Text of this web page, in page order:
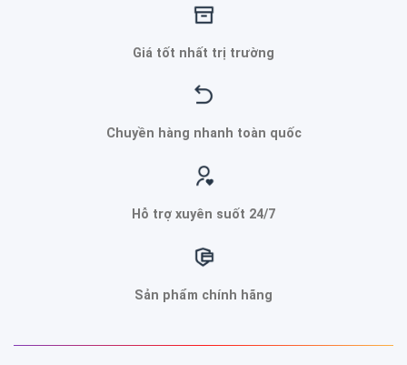
Giá tốt nhất trị trường
Chuyền hàng nhanh toàn quốc
Hỗ trợ xuyên suốt 24/7
Sản phẩm chính hãng